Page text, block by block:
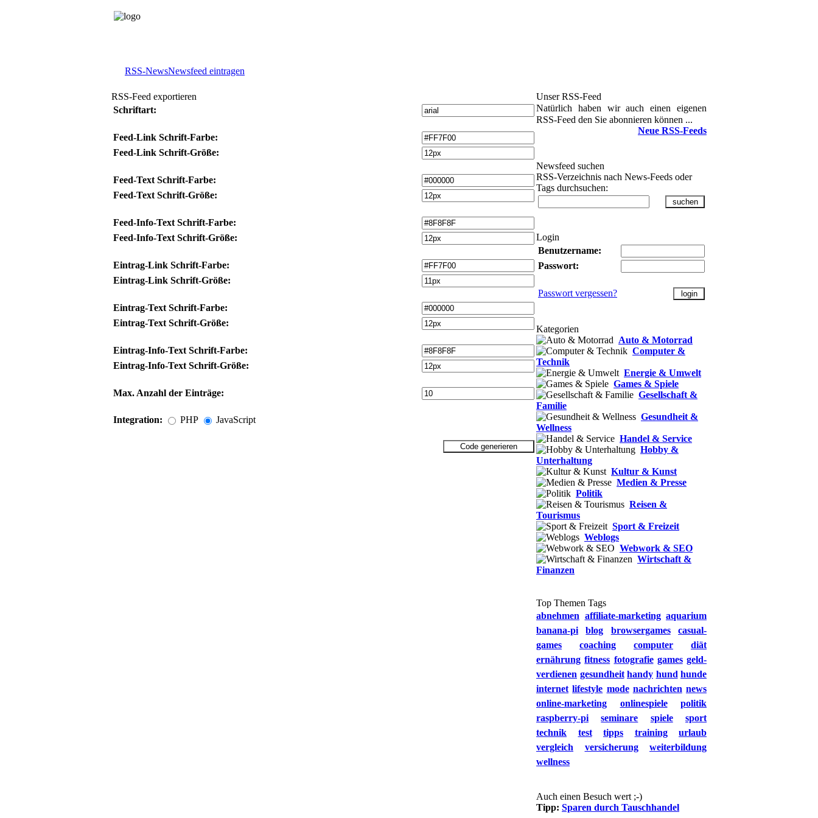
RSS-NewsNewsfeed eintragen
RSS-Feed exportieren
Schriftart:
Feed-Link Schrift-Farbe:
Feed-Link Schrift-Größe:
Feed-Text Schrift-Farbe:
Feed-Text Schrift-Größe:
Feed-Info-Text Schrift-Farbe:
Feed-Info-Text Schrift-Größe:
Eintrag-Link Schrift-Farbe:
Eintrag-Link Schrift-Größe:
Eintrag-Text Schrift-Farbe:
Eintrag-Text Schrift-Größe:
Eintrag-Info-Text Schrift-Farbe:
Eintrag-Info-Text Schrift-Größe:
Max. Anzahl der Einträge:
Integration: PHP JavaScript
Unser RSS-Feed
Natürlich haben wir auch einen eigenen
RSS-Feed den Sie abonnieren können ...
Neue RSS-Feeds
Newsfeed suchen
RSS-Verzeichnis nach News-Feeds oder
Tags durchsuchen:
Login
Benutzername:
Passwort:
Passwort vergessen?
Kategorien
Auto & Motorrad
Computer &
Technik
Energie & Umwelt
Games & Spiele
Gesellschaft &
Familie
Gesundheit &
Wellness
Handel & Service
Hobby &
Unterhaltung
Kultur & Kunst
Medien & Presse
Politik
Reisen &
Tourismus
Sport & Freizeit
Weblogs
Webwork & SEO
Wirtschaft &
Finanzen
Top Themen Tags
abnehmen affiliate-marketing aquarium
banana-pi
blog browsergames
casual-
games
coaching computer
diät
ernährung fitness fotografie games geld-
verdienen gesundheit handy hund hunde
internet lifestyle mode nachrichten news
online-marketing
onlinespiele
politik
raspberry-pi
seminare spiele
sport
technik
test tipps training
urlaub
vergleich
versicherung
weiterbildung
wellness
Auch einen Besuch wert ;-)
Tipp: Sparen durch Tauschhandel